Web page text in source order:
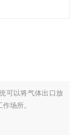
可以将气体出口放
场所。